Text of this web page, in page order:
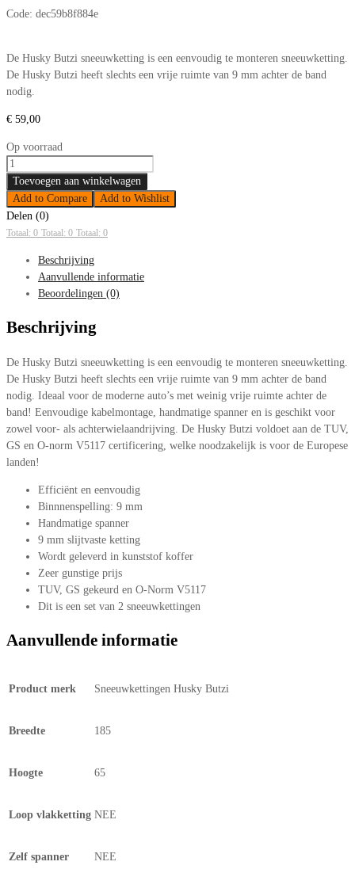
Code: dec59b8f884e
De Husky Butzi sneeuwketting is een eenvoudig te monteren sneeuwketting.
De Husky Butzi heeft slechts een vrije ruimte van 9 mm achter de band
nodig.
€ 59,00
Op voorraad
Sneeuwkettingen
Husky
Butzi
50
185/65-
aantal
Toevoegen aan winkelwagen
Add to Compare
Add to Wishlist
Delen (0)
Totaal: 0 Totaal: 0 Totaal: 0
Beschrijving
Aanvullende informatie
Beoordelingen (0)
Beschrijving
De Husky Butzi sneeuwketting is een eenvoudig te monteren sneeuwketting.
De Husky Butzi heeft slechts een vrije ruimte van 9 mm achter de band
nodig. Ideaal voor de moderne auto’s met weinig vrije ruimte achter de
band! Eenvoudige kabelmontage, handmatige spanner en is geschikt voor
zowel voor- als achterwielaandrijving. De Husky Butzi voldoet aan de TUV,
GS en O-norm V5117 certificering, welke noodzakelijk is voor de Europese
landen!
Efficiënt en eenvoudig
Binnnenspelling: 9 mm
Handmatige spanner
9 mm slijtvaste ketting
Wordt geleverd in kunststof koffer
Zeer gunstige prijs
TUV, GS gekeurd en O-Norm V5117
Dit is een set van 2 sneeuwkettingen
Aanvullende informatie
Product merk Sneeuwkettingen Husky Butzi
Breedte 185
Hoogte 65
Loop vlakketting NEE
Zelf spanner NEE